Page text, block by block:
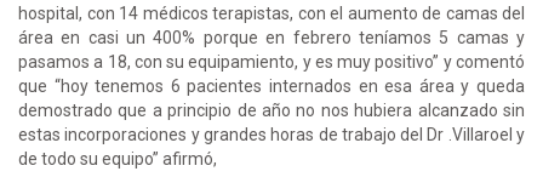
hospital, con 14 médicos terapistas, con el aumento de camas del
área en casi un 400% porque en febrero teníamos 5 camas y
pasamos a 18, con su equipamiento, y es muy positivo” y comentó
que “hoy tenemos 6 pacientes internados en esa área y queda
demostrado que a principio de año no nos hubiera alcanzado sin
estas incorporaciones y grandes horas de trabajo del Dr .Villaroel y
de todo su equipo” afirmó,